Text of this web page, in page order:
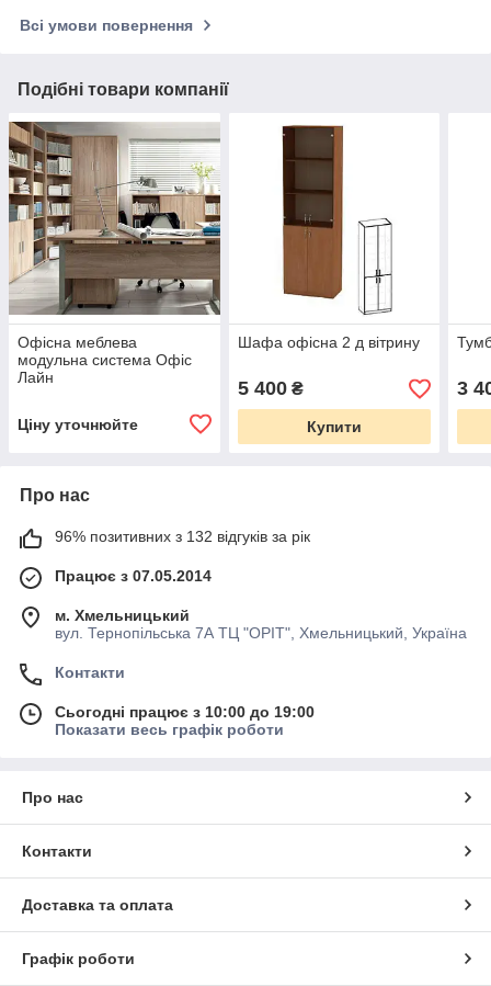
Всі умови повернення
Подібні товари компанії
Офісна меблева
модульна система Офіс
Лайн
Ціну уточнюйте
Шафа офісна 2 д вітрину
5 400₴
Купити
3
Про нас
96% позитивних з 132 відгуків за рік
Працює з 07.05.2014
м. Хмельницький
вул. Тернопільська 7А ТЦ "ОРІТ", Хмельницький, Україна
Контакти
Сьогодні працює з 10:00 до 19:00
Показати весь графік роботи
Про нас
Контакти
Доставка та оплата
Графік роботи